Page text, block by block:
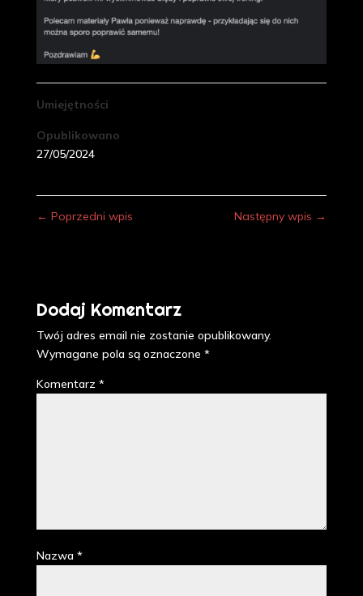
Umiejętności
Opublikowano
27/05/2024
← Poprzedni wpis Następny wpis →
Dodaj Komentarz
Twój adres email nie zostanie opublikowany.
Wymagane pola są oznaczone *
Komentarz *
Nazwa *